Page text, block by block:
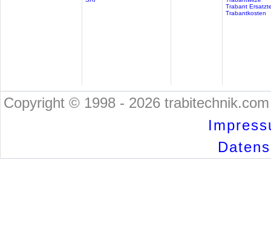
Trabant
Trabantkosten
Copyright © 1998 - 2026